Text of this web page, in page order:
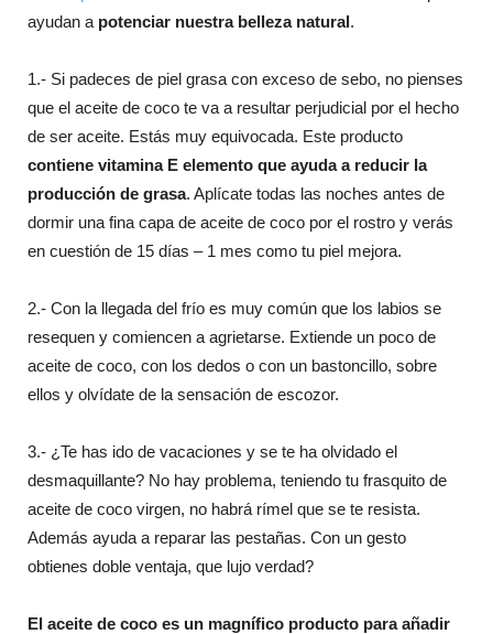
ayudan a potenciar nuestra belleza natural.
1.- Si padeces de piel grasa con exceso de sebo, no pienses
que el aceite de coco te va a resultar perjudicial por el hecho
de ser aceite. Estás muy equivocada. Este producto
contiene vitamina E elemento que ayuda a reducir la
producción de grasa. Aplícate todas las noches antes de
dormir una fina capa de aceite de coco por el rostro y verás
en cuestión de 15 días – 1 mes como tu piel mejora.
2.- Con la llegada del frío es muy común que los labios se
resequen y comiencen a agrietarse. Extiende un poco de
aceite de coco, con los dedos o con un bastoncillo, sobre
ellos y olvídate de la sensación de escozor.
3.- ¿Te has ido de vacaciones y se te ha olvidado el
desmaquillante? No hay problema, teniendo tu frasquito de
aceite de coco virgen, no habrá rímel que se te resista.
Además ayuda a reparar las pestañas. Con un gesto
obtienes doble ventaja, que lujo verdad?
El aceite de coco es un magnífico producto para añadir